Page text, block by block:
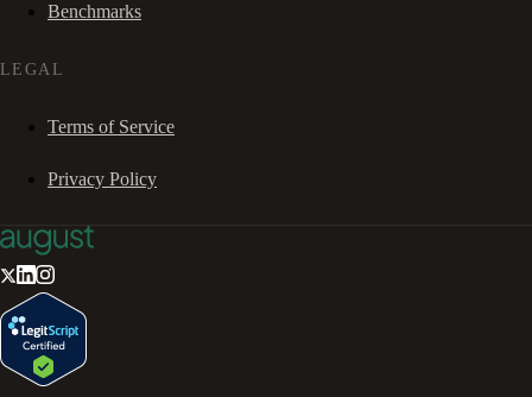
Benchmarks
LEGAL
Terms of Service
Privacy Policy